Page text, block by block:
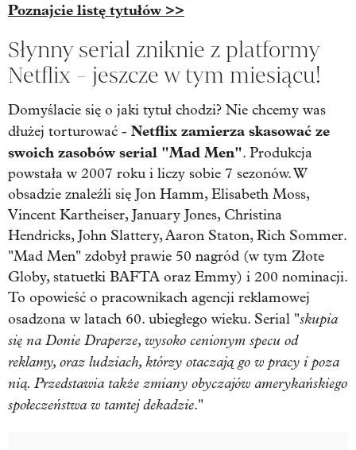
Poznajcie listę tytułów >>
Słynny serial zniknie z platformy
Netflix - jeszcze w tym miesiącu!
Domyślacie się o jaki tytuł chodzi? Nie chcemy was
dłużej torturować - Netflix zamierza skasować ze
swoich zasobów serial "Mad Men". Produkcja
powstała w 2007 roku i liczy sobie 7 sezonów. W
obsadzie znaleźli się Jon Hamm, Elisabeth Moss,
Vincent Kartheiser, January Jones, Christina
Hendricks, John Slattery, Aaron Staton, Rich Sommer.
"Mad Men" zdobył prawie 50 nagród (w tym Złote
Globy, statuetki BAFTA oraz Emmy) i 200 nominacji.
To opowieść o pracownikach agencji reklamowej
osadzona w latach 60. ubiegłego wieku. Serial "skupia
się na Donie Draperze, wysoko cenionym specu od
reklamy, oraz ludziach, którzy otaczają go w pracy i poza
nią. Przedstawia także zmiany obyczajów amerykańskiego
społeczeństwa w tamtej dekadzie."